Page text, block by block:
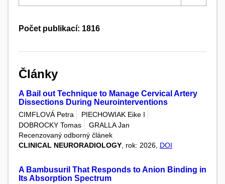
Počet publikací: 1816
Články
A Bail out Technique to Manage Cervical Artery
Dissections During Neurointerventions
CIMFLOVÁ Petra
PIECHOWIAK Eike I
DOBROCKY Tomas
GRALLA Jan
Recenzovaný odborný článek
CLINICAL NEURORADIOLOGY, rok: 2026, DOI
A Bambusuril That Responds to Anion Binding in
Its Absorption Spectrum